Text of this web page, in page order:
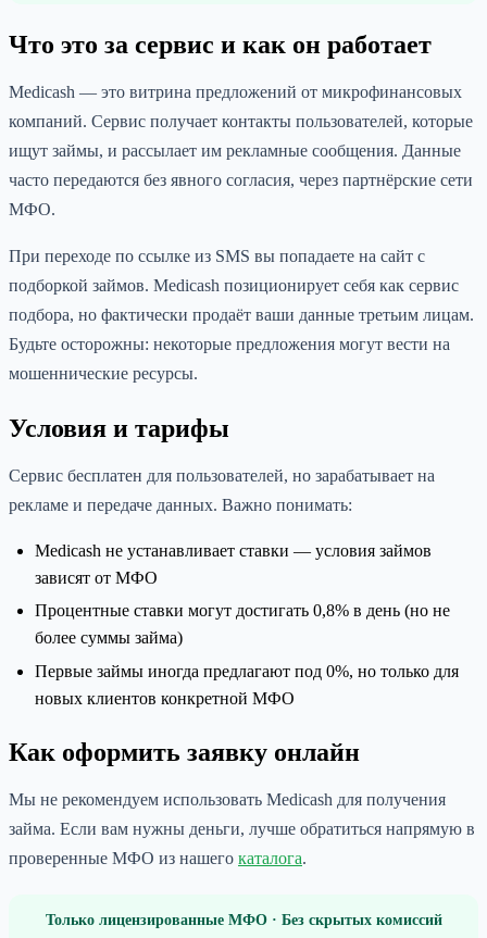
Что это за сервис и как он работает
Medicash — это витрина предложений от микрофинансовых
компаний. Сервис получает контакты пользователей, которые
ищут займы, и рассылает им рекламные сообщения. Данные
часто передаются без явного согласия, через партнёрские сети
МФО.
При переходе по ссылке из SMS вы попадаете на сайт с
подборкой займов. Medicash позиционирует себя как сервис
подбора, но фактически продаёт ваши данные третьим лицам.
Будьте осторожны: некоторые предложения могут вести на
мошеннические ресурсы.
Условия и тарифы
Сервис бесплатен для пользователей, но зарабатывает на
рекламе и передаче данных. Важно понимать:
Medicash не устанавливает ставки — условия займов
зависят от МФО
Процентные ставки могут достигать 0,8% в день (но не
более суммы займа)
Первые займы иногда предлагают под 0%, но только для
новых клиентов конкретной МФО
Как оформить заявку онлайн
Мы не рекомендуем использовать Medicash для получения
займа. Если вам нужны деньги, лучше обратиться напрямую в
проверенные МФО из нашего каталога.
Только лицензированные МФО · Без скрытых комиссий